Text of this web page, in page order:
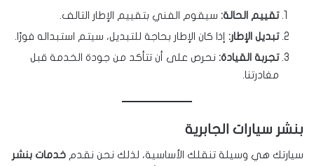
تقييم الحالة: سيقوم الفني بتقييم الإطار التالف.
تبديل الإطار: إذا كان الإطار بحاجة للتبديل، سيتم استبداله فورًا.
تجربة القيادة: نحرص على أن تتأكد من جودة الخدمة قبل
مغادرتنا.
بنشر سيارات الجابرية
سيارتك هي وسيلة تنقلك الأساسية، لذلك نحن نقدم خدمات بنشر